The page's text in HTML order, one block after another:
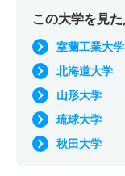
この大学を見
室蘭工業大学
北海道大学
山形大学
琉球大学
秋田大学